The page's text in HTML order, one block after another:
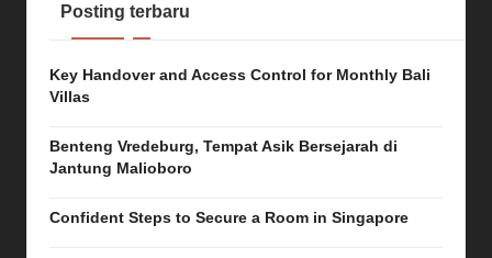
Posting terbaru
Key Handover and Access Control for Monthly Bali
Villas
Benteng Vredeburg, Tempat Asik Bersejarah di
Jantung Malioboro
Confident Steps to Secure a Room in Singapore